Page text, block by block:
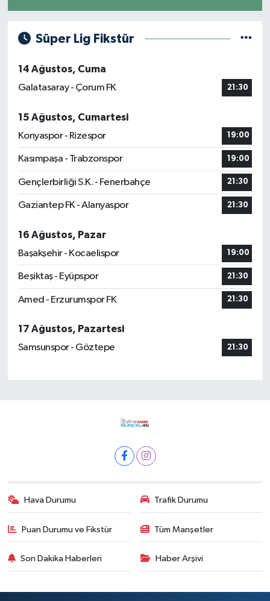
Süper Lig Fikstür
14 Ağustos, Cuma
Galatasaray - Çorum FK
21:30
15 Ağustos, Cumartesi
Konyaspor - Rizespor
19:00
Kasımpaşa - Trabzonspor 19:00
Gençlerbirliği S.K. - Fenerbahçe 21:30
Gaziantep FK - Alanyaspor 21:30
16 Ağustos, Pazar
Başakşehir - Kocaelispor
19:00
Beşiktaş - Eyüpspor 21:30
Amed - Erzurumspor FK 21:30
17 Ağustos, Pazartesi
Samsunspor - Göztepe
21:30
Hava Durumu Trafik Durumu
Puan Durumu ve Fikstür Tüm Manşetler
Son Dakika Haberleri Haber Arşivi